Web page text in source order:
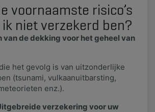
voornaamste risico’s
niet verzekerd ben?
van de dekking voor het geheel van
het gevolg is van uitzonderlijke
(tsunami, vulkaanuitbarsting,
enz.).
verzekering voor uw